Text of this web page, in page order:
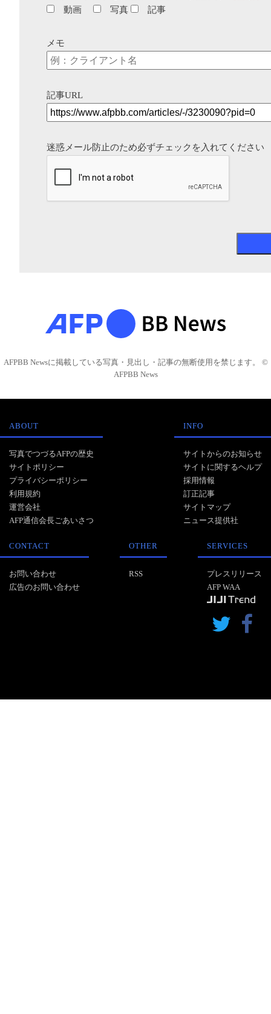
動画
写真 記事
メモ
記事URL
迷惑メール防止のため必ずチェックを入れてください
AFPBB Newsに掲載している写真・見出し・記事の無断使用を禁じます。 ©
AFPBB News
ABOUT
写真でつづるAFPの歴史
サイトポリシー
プライバシーポリシー
利用規約
運営会社
AFP通信会長ごあいさつ
INFO
サイトからのお知らせ
サイトに関するヘルプ
採用情報
訂正記事
サイトマップ
ニュース提供社
CONTACT
お問い合わせ
広告のお問い合わせ
OTHER
RSS
SERVICES
プレスリリース
AFP WAA